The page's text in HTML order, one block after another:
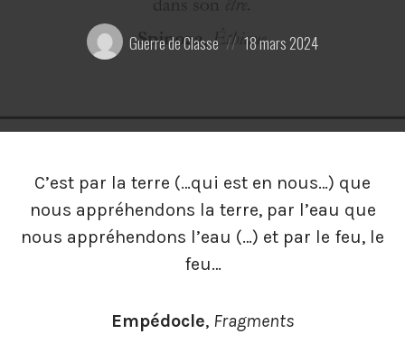
Posté
par:
Guerre de Classe
Posted
on
18 mars 2024
C’est par la terre (…qui est en nous…) que
nous appréhendons la terre, par l’eau que
nous appréhendons l’eau (…) et par le feu, le
feu…
Empédocle, Fragments